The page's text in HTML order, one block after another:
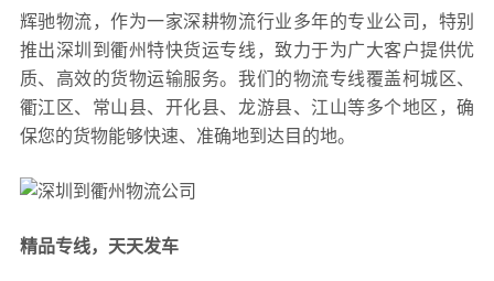
辉驰物流，作为一家深耕物流行业多年的专业公司，特别
推出深圳到衢州特快货运专线，致力于为广大客户提供优
质、高效的货物运输服务。我们的物流专线覆盖柯城区、
衢江区、常山县、开化县、龙游县、江山等多个地区，确
保您的货物能够快速、准确地到达目的地。
精品专线，天天发车